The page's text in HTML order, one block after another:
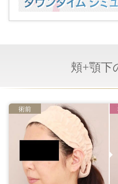
頬+顎下
術前